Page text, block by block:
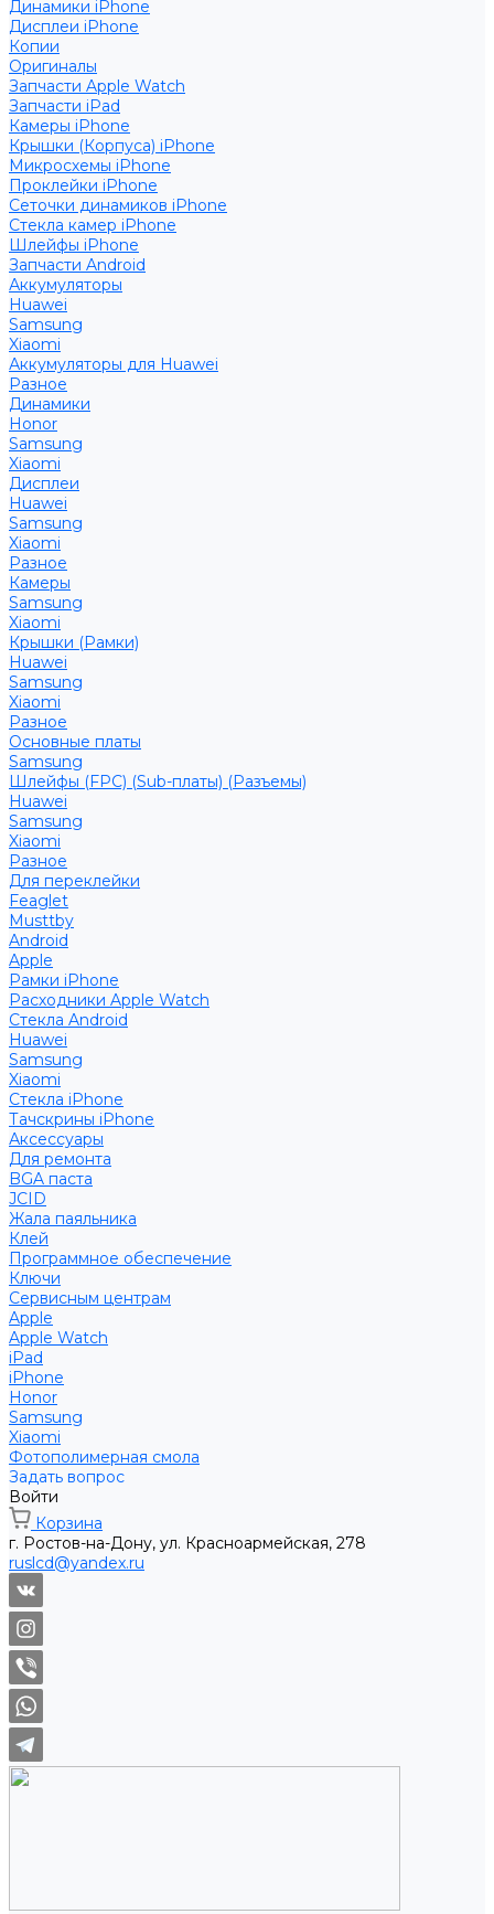
Динамики iPhone
Дисплеи iPhone
Копии
Оригиналы
Запчасти Apple Watch
Запчасти iPad
Камеры iPhone
Крышки (Корпуса) iPhone
Микросхемы iPhone
Проклейки iPhone
Сеточки динамиков iPhone
Стекла камер iPhone
Шлейфы iPhone
Запчасти Android
Аккумуляторы
Huawei
Samsung
Xiaomi
Аккумуляторы для Huawei
Разное
Динамики
Honor
Samsung
Xiaomi
Дисплеи
Huawei
Samsung
Xiaomi
Разное
Камеры
Samsung
Xiaomi
Крышки (Рамки)
Huawei
Samsung
Xiaomi
Разное
Основные платы
Samsung
Шлейфы (FPC) (Sub-платы) (Разъемы)
Huawei
Samsung
Xiaomi
Разное
Для переклейки
Feaglet
Musttby
Android
Apple
Рамки iPhone
Расходники Apple Watch
Стекла Android
Huawei
Samsung
Xiaomi
Стекла iPhone
Тачскрины iPhone
Аксессуары
Для ремонта
BGA паста
JCID
Жала паяльника
Клей
Программное обеспечение
Ключи
Сервисным центрам
Apple
Apple Watch
iPad
iPhone
Honor
Samsung
Xiaomi
Фотополимерная смола
Задать вопрос
Войти
Корзина
г. Ростов-на-Дону, ул. Красноармейская, 278
ruslcd@yandex.ru